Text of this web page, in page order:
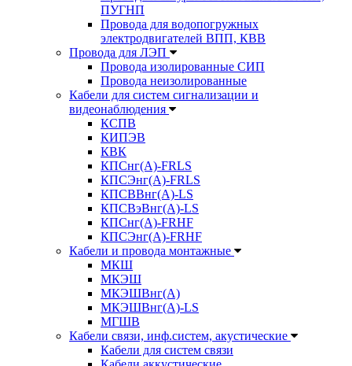
ПУГНП
Провода для водопогружных
электродвигателей ВПП, КВВ
Провода для ЛЭП
Провода изолированные СИП
Провода неизолированные
Кабели для систем сигнализации и
видеонаблюдения
КСПВ
КИПЭВ
КВК
КПСнг(А)-FRLS
КПСЭнг(А)-FRLS
КПСВВнг(А)-LS
КПСВэВнг(А)-LS
КПСнг(А)-FRHF
КПСЭнг(А)-FRHF
Кабели и провода монтажные
МКШ
МКЭШ
МКЭШВнг(А)
МКЭШВнг(А)-LS
МГШВ
Кабели связи, инф.систем, акустические
Кабели для систем связи